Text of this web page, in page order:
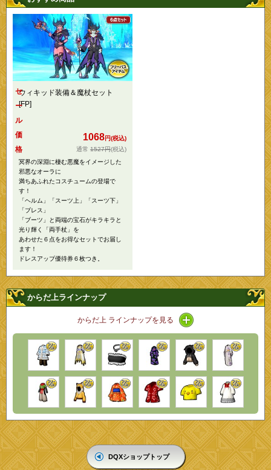
ウィキッド装備＆魔杖セット
[FP]
セ
ー
ル
価
格
1068円(税込)
1527円(税込)
冥界の深淵に棲む悪魔をイメージした
邪悪なオーラに
満ちあふれたコスチュームの登場で
す！
「ヘルム」「スーツ上」「スーツ下」
「ブレス」
「ブーツ」と両端の宝石がキラキラと
光り輝く「両手杖」を
あわせた６点をお得なセットでお届し
ます！
ドレスアップ優待券６枚つき。
からだ上ラインナップ
からだ上 ラインナップを見る アイコン / ラインナッ
DQXショップトップ